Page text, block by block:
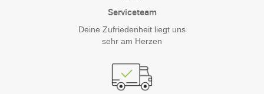
Serviceteam
Deine Zufriedenheit liegt uns
sehr am Herzen